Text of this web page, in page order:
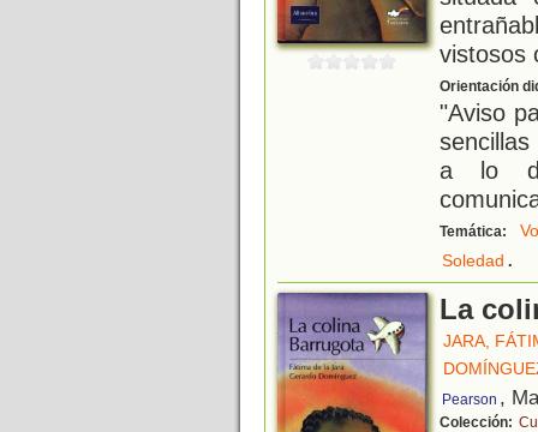
vistosos
Orientación
"Aviso
a lo
Temática:
Soledad .
La
JARA,
Pearson ,
Colección: